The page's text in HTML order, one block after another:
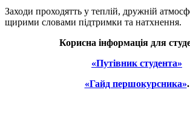
Заходи проходятть у теплій, дружній
щирими словами підтримки та натхнення.
Корисна інформація для
«Путівник студента»
«Гайд першокурсника».